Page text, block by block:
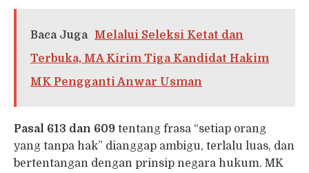
Baca Juga
Melalui Seleksi Ketat dan
Terbuka, MA Kirim Tiga Kandidat Hakim
MK Pengganti Anwar Usman
Pasal 613 dan 609 tentang frasa “setiap orang
yang tanpa hak” dianggap ambigu, terlalu luas, dan
bertentangan dengan prinsip negara hukum. MK